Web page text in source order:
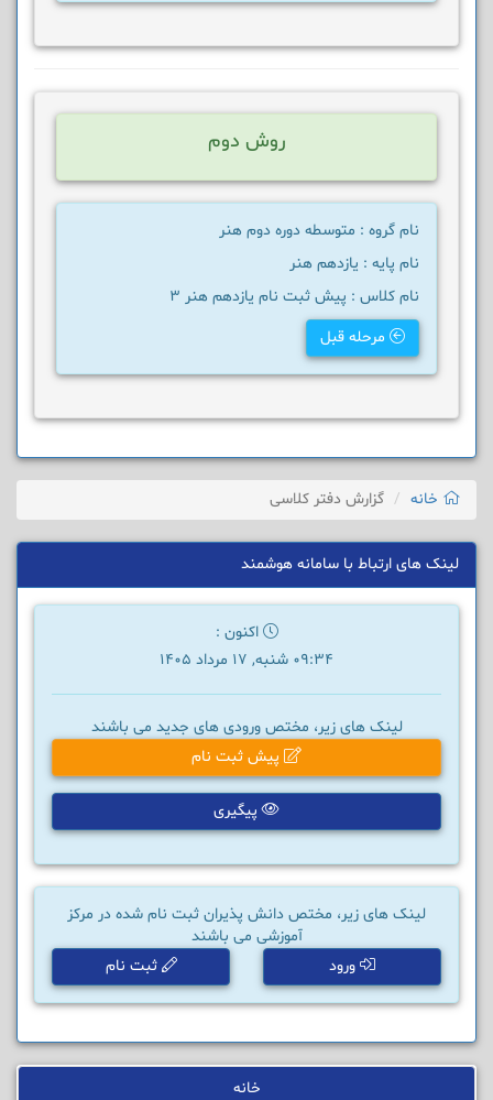
روش دوم
نام گروه : متوسطه دوره دوم هنر
نام پایه : یازدهم هنر
نام کلاس : پیش ثبت نام یازدهم هنر 3
مرحله قبل
خانه گزارش دفتر کلاسی
لینک های ارتباط با سامانه هوشمند
اکنون :
09:34 شنبه, 17 مرداد 1405
لینک های زیر، مختص ورودی های جدید می باشند
پیش ثبت نام
پیگیری
لینک های زیر، مختص دانش پذیران ثبت نام شده در مرکز
آموزشی می باشند
ورود
ثبت نام
خانه